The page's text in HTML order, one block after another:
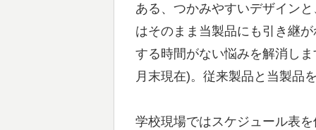
ある、つかみやすいデザイン
はそのまま当製品にも引き継
する時間がない悩みを解消し
月末現在)。従来製品と当製品
学校現場ではスケジュール表